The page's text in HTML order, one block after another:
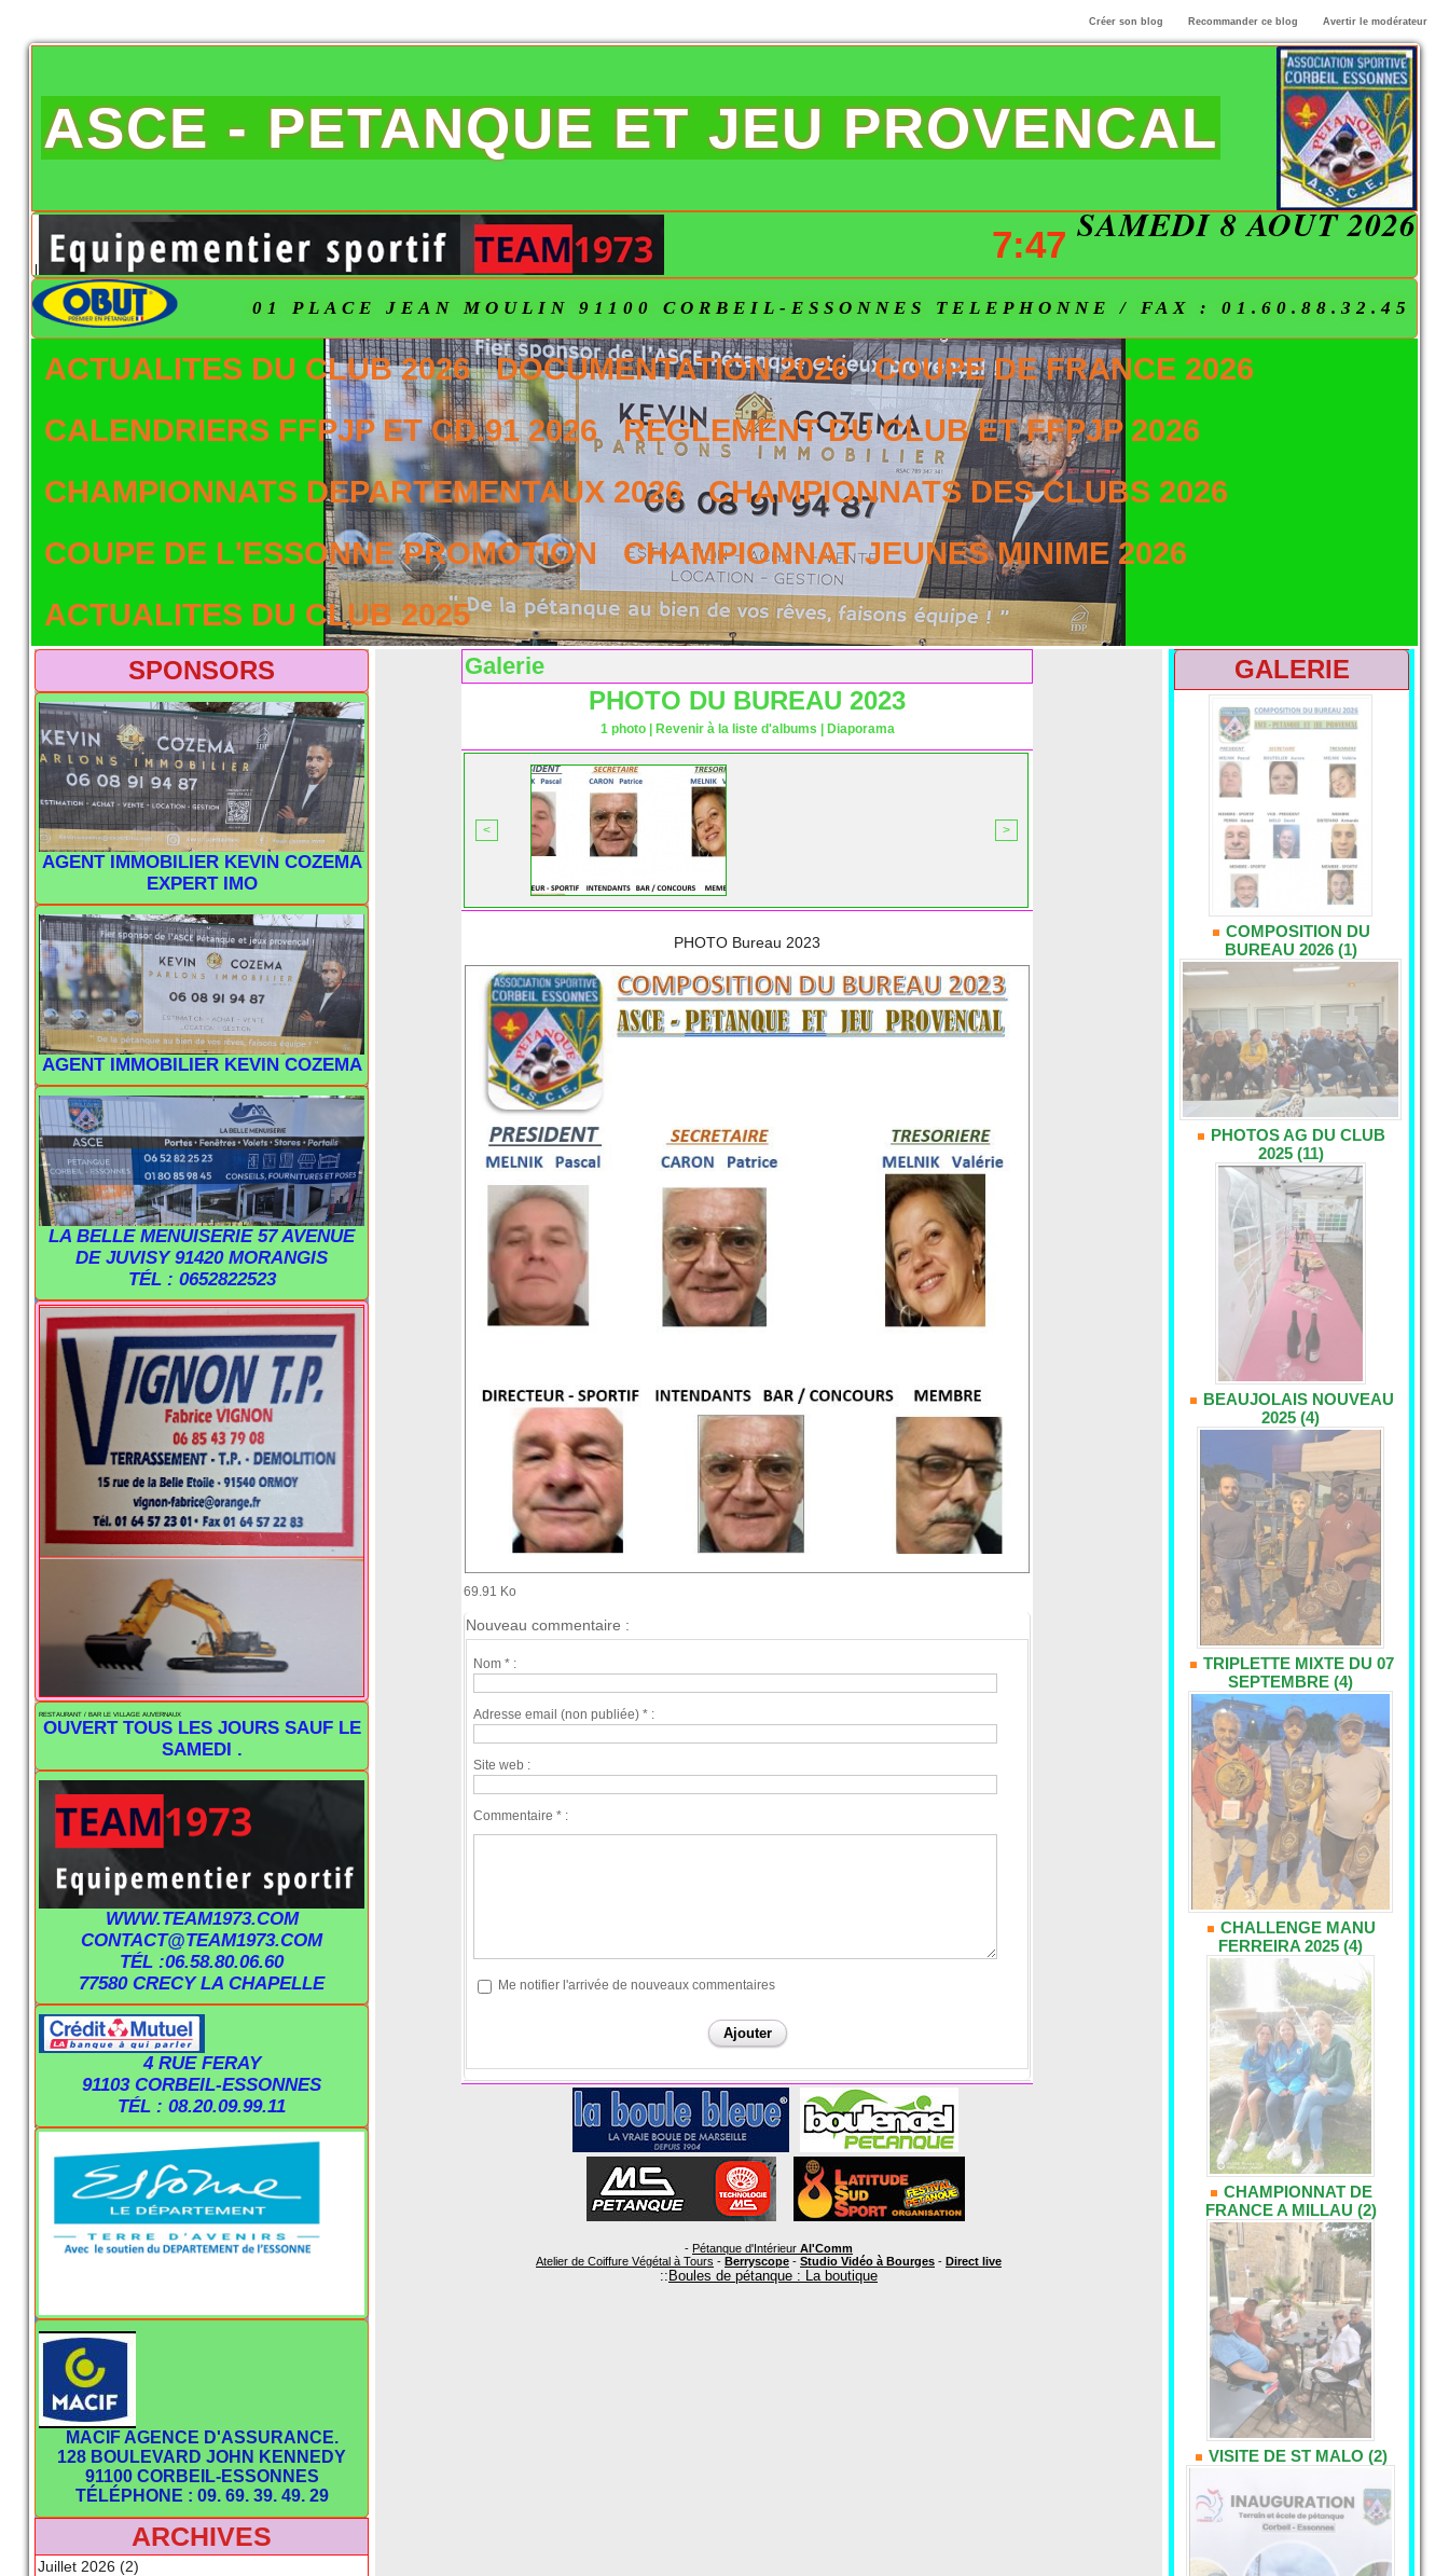
Créer son blog Recommander ce blog Avertir le modérateur
ASCE - PETANQUE ET JEU PROVENCAL
SAMEDI 8 AOÛT 2026
7:47
01 PLACE JEAN MOULIN 91100 CORBEIL-ESSONNES TELEPHONNE / FAX : 01.60.88.32.45
ACTUALITES DU CLUB 2026 DOCUMENTATION 2026
COUPE DE FRANCE 2026
CALENDRIERS FFPJP ET CD.91 2026
REGLEMENT DU CLUB ET FFPJP 2026
CHAMPIONNATS DEPARTEMENTAUX 2026
CHAMPIONNATS DES CLUBS 2026
COUPE DE L'ESSONNE PROMOTION
CHAMPIONNAT JEUNES MINIME 2026
ACTUALITES DU CLUB 2025
SPONSORS
AGENT IMMOBILIER KEVIN COZEMA
EXPERT IMO
AGENT IMMOBILIER KEVIN COZEMA
LA BELLE MENUISERIE 57 AVENUE
DE JUVISY 91420 MORANGIS
TÉL : 0652822523
RESTAURANT / BAR LE VILLAGE AUVERNAUX
OUVERT TOUS LES JOURS SAUF LE
SAMEDI .
WWW.TEAM1973.COM
CONTACT@TEAM1973.COM
TÉL :06.58.80.06.60
77580 CRECY LA CHAPELLE
4 RUE FERAY
91103 CORBEIL-ESSONNES
TÉL : 08.20.09.99.11
MACIF AGENCE D'ASSURANCE.
128 BOULEVARD JOHN KENNEDY
91100 CORBEIL-ESSONNES
TÉLÉPHONE : 09. 69. 39. 49. 29
ARCHIVES
Juillet 2026 (2)
Galerie
PHOTO DU BUREAU 2023
1 photo Revenir à la liste d'albums Diaporama
< >
PHOTO Bureau 2023
69.91 Ko
Nouveau commentaire :
Nom * :
Adresse email (non publiée) * :
Site web :
Commentaire * :
Me notifier l'arrivée de nouveaux commentaires
- Pétanque d'Intérieur Al'Comm
Atelier de Coiffure Végétal à Tours - Berryscope - Studio Vidéo à Bourges - Direct live
:: Boules de pétanque : La boutique
GALERIE
COMPOSITION DU
BUREAU 2026 (1)
PHOTOS AG DU CLUB
2025 (11)
BEAUJOLAIS NOUVEAU
2025 (4)
TRIPLETTE MIXTE DU 07
SEPTEMBRE (4)
CHALLENGE MANU
FERREIRA 2025 (4)
CHAMPIONNAT DE
FRANCE A MILLAU (2)
VISITE DE ST MALO (2)